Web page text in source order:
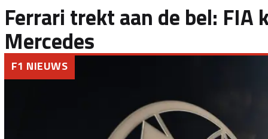
Ferrari trekt aan de bel:
Mercedes
F1 NIEUWS